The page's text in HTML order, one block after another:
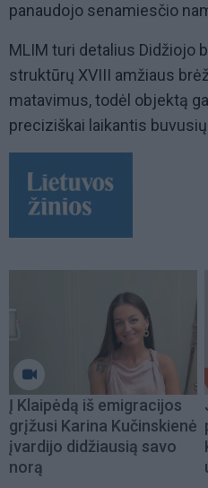
panaudojo senamiesčio
MLIM turi detalius Didžiojo
struktūrų XVIII amžiaus
matavimus, todėl objektą
preciziškai laikantis
Į Klaipėdą iš emigracijos
grįžusi Karina Kučinskienė
įvardijo didžiausią savo
norą